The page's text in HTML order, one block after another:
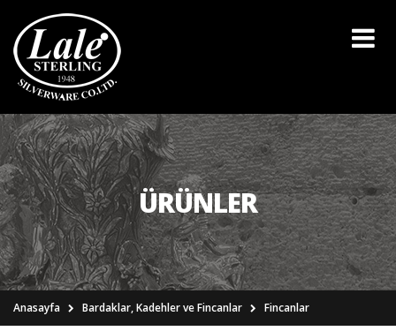
ÜRÜNLER
Anasayfa Bardaklar, Kadehler ve Fincanlar Fincanlar